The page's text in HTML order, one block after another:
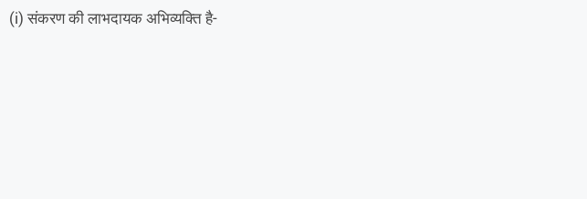
(i) संकरण की लाभदायक अभिव्यक्ति है-